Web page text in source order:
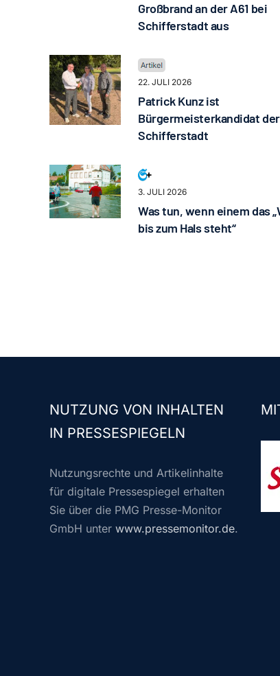
Großbrand an der A61 bei
Schifferstadt aus
22. JULI 2026
Patrick Kunz ist
Bürgermeisterkandidat der
Schifferstadt
3. JULI 2026
Was tun, wenn einem das
bis zum Hals steht“
NUTZUNG VON INHALTEN
IN PRESSESPIEGELN
Nutzungsrechte und Artikelinhalte
für digitale Pressespiegel erhalten
Sie über die PMG Presse-Monitor
GmbH unter www.pressemonitor.de.